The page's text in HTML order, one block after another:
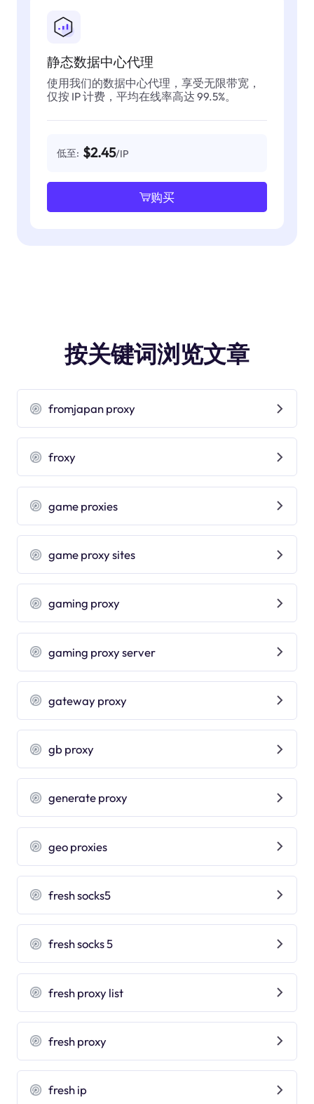
静态数据中心代理
使用我们的数据中心代理，享受无限带宽，
仅按 IP 计费，平均在线率高达 99.5%。
低至: $2.45/IP
购买
按关键词浏览文章
fromjapan proxy
froxy
game proxies
game proxy sites
gaming proxy
gaming proxy server
gateway proxy
gb proxy
generate proxy
geo proxies
fresh socks5
fresh socks 5
fresh proxy list
fresh proxy
fresh ip